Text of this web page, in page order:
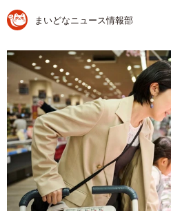
まいどなニュース情報部